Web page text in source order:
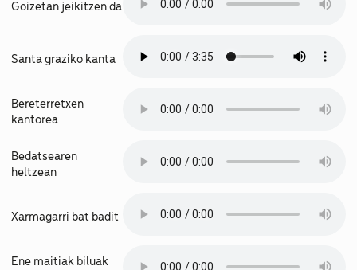
Goizetan jeikitzen da
Santa graziko kanta
Bereterretxen
kantorea
Bedatsearen
heltzean
Xarmagarri bat badit
Ene maitiak biluak